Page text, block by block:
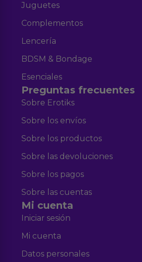
Juguetes
Complementos
Lencería
BDSM & Bondage
Esenciales
Preguntas frecuentes
Sobre Erotiks
Sobre los envíos
Sobre los productos
Sobre las devoluciones
Sobre los pagos
Sobre las cuentas
Mi cuenta
Iniciar sesión
Mi cuenta
Datos personales